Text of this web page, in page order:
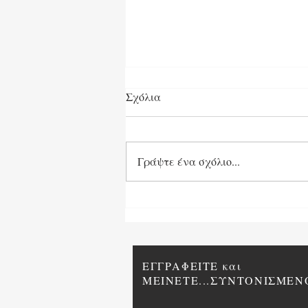
Σχόλια
Γράψτε ένα σχόλιο...
ΕΓΓΡΑΦΕΙΤΕ και